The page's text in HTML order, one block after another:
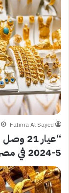
Fatima Al Sayed
5-2024 في مصر للبيع و الشراء